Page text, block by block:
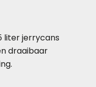
liter jerrycans
draaibaar